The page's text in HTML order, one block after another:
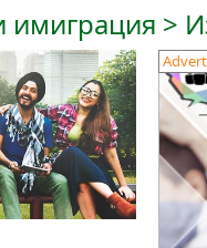
имиграция >
Advert